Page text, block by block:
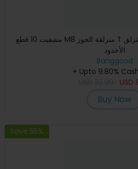
مشفيت 10 قطع M8 منزلقة الجوز T فتحة الجوز لأداة النجارة منزلق
الأخدود
Banggood
+ Upto 9.80%
USD
Buy Now
Save 55%